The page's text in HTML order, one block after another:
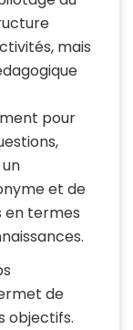
mais
pour
et de
en termes
de
objectifs.